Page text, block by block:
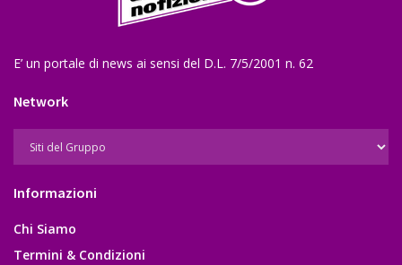
E’ un portale di news ai sensi del D.L. 7/5/2001 n. 62
Network
Informazioni
Chi Siamo
Termini & Condizioni